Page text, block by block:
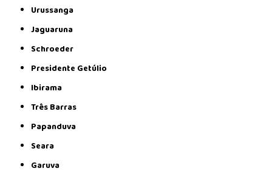
Urussanga
Jaguaruna
Schroeder
Presidente Getúlio
Ibirama
Três Barras
Papanduva
Seara
Garuva